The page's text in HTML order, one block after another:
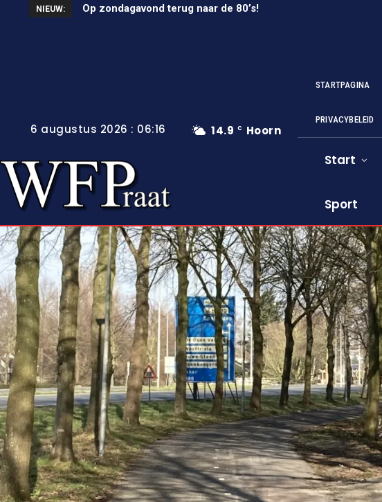
NIEUW: Op zondagavond terug naar de 80’s!
Unieke wielerkoers in Wervershoof
14.9 C Hoorn
6 augustus 2026 : 06:16
STARTPAGINA
PRIVACYBELEID
Start
Sport